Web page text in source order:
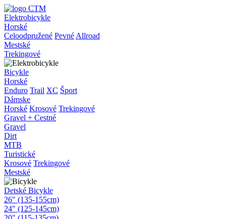
Elektrobicykle
Horské
Celoodpružené Pevné Allroad
Mestské
Trekingové
Bicykle
Horské
Enduro Trail XC Šport
Dámske
Horské Krosové Trekingové
Gravel + Cestné
Gravel
Dirt
MTB
Turistické
Krosové Trekingové
Mestské
Detské Bicykle
26" (135-155cm)
24" (125-145cm)